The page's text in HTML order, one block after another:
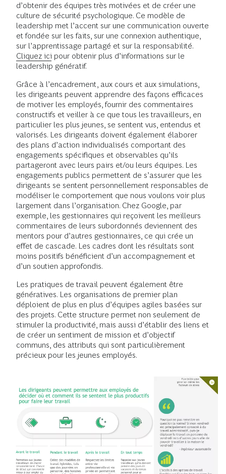
d’obtenir des équipes très motivées et de créer une
culture de sécurité psychologique. Ce modèle de
leadership met l’accent sur une communication ouverte
et fondée sur les faits, sur une connexion authentique,
sur l’apprentissage partagé et sur la responsabilité.
Cliquez ici pour obtenir plus d’informations sur le
leadership génératif.
Grâce à l’encadrement, aux cours et aux simulations,
les dirigeants peuvent apprendre des façons efficaces
de motiver les employés, fournir des commentaires
constructifs et veiller à ce que tous les travailleurs, en
particulier les plus jeunes, se sentent vus, entendus et
valorisés. Les dirigeants doivent également élaborer
des plans d’action individualisés comportant des
engagements spécifiques et observables qu’ils
partageront avec leurs pairs et/ou leurs équipes. Les
engagements publics permettent de s’assurer que les
dirigeants se sentent personnellement responsables de
modéliser le comportement que nous voulons voir plus
largement dans l’organisation. Chez Google, par
exemple, les gestionnaires qui reçoivent les meilleurs
commentaires de leurs subordonnés deviennent des
mentors pour d’autres gestionnaires, ce qui crée un
effet de cascade. Les cadres dont les résultats sont
moins positifs bénéficient d’un accompagnement et
d’un soutien approfondis.
Les pratiques de travail peuvent également être
génératives. Les organisations de premier plan
déploient de plus en plus d’équipes agiles basées sur
des projets. Cette structure permet non seulement de
stimuler la productivité, mais aussi d’établir des liens et
de créer un sentiment de mission et d’objectif
communs, des attributs qui sont particulièrement
précieux pour les jeunes employés.